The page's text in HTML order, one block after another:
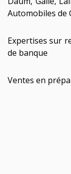
Automobiles de
Expertises sur
de banque
Ventes en